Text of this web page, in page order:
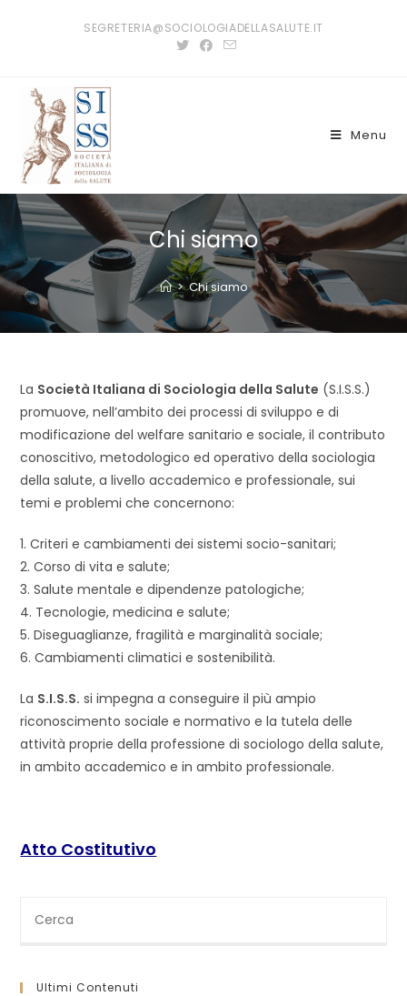
SEGRETERIA@SOCIOLOGIADELLASALUTE.IT
Menu
Chi siamo
> Chi siamo
La Società Italiana di Sociologia della Salute (S.I.S.S.)
promuove, nell’ambito dei processi di sviluppo e di
modificazione del welfare sanitario e sociale, il contributo
conoscitivo, metodologico ed operativo della sociologia
della salute, a livello accademico e professionale, sui
temi e problemi che concernono:
1. Criteri e cambiamenti dei sistemi socio-sanitari;
2. Corso di vita e salute;
3. Salute mentale e dipendenze patologiche;
4. Tecnologie, medicina e salute;
5. Diseguaglianze, fragilità e marginalità sociale;
6. Cambiamenti climatici e sostenibilità.
La S.I.S.S. si impegna a conseguire il più ampio
riconoscimento sociale e normativo e la tutela delle
attività proprie della professione di sociologo della salute,
in ambito accademico e in ambito professionale.
Atto Costitutivo
nel
Ultimi Contenuti